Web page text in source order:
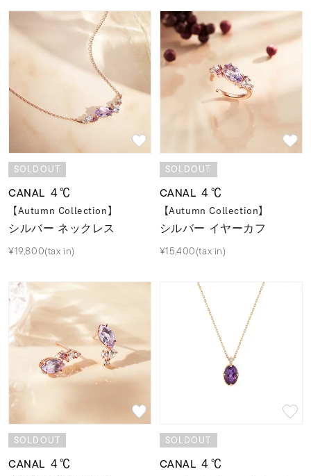
メンズ
リングサイズ
～
価格 ¥0
在庫 在庫ありのみ すべて表示
SOLDOUT
CANAL ４℃
【Autumn Collection】
シルバー ネックレス
¥19,800(tax in)
SOLDOUT
CANAL ４℃
【Autumn Collection】
シルバー イヤーカフ
¥15,400(tax in)
SOLDOUT
CANAL ４℃
SOLDOUT
CANAL ４℃